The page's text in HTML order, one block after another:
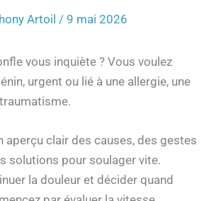
Artoil / 9 mai 2026
vous inquiète ? Vous voulez
urgent ou lié à une allergie, une
aperçu clair des causes, des gestes
solutions pour soulager vite.
la douleur et décider quand